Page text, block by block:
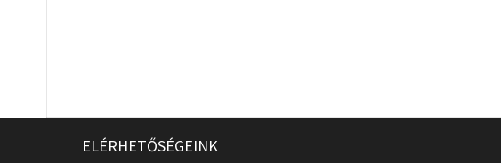
ELÉRHETŐSÉGEINK